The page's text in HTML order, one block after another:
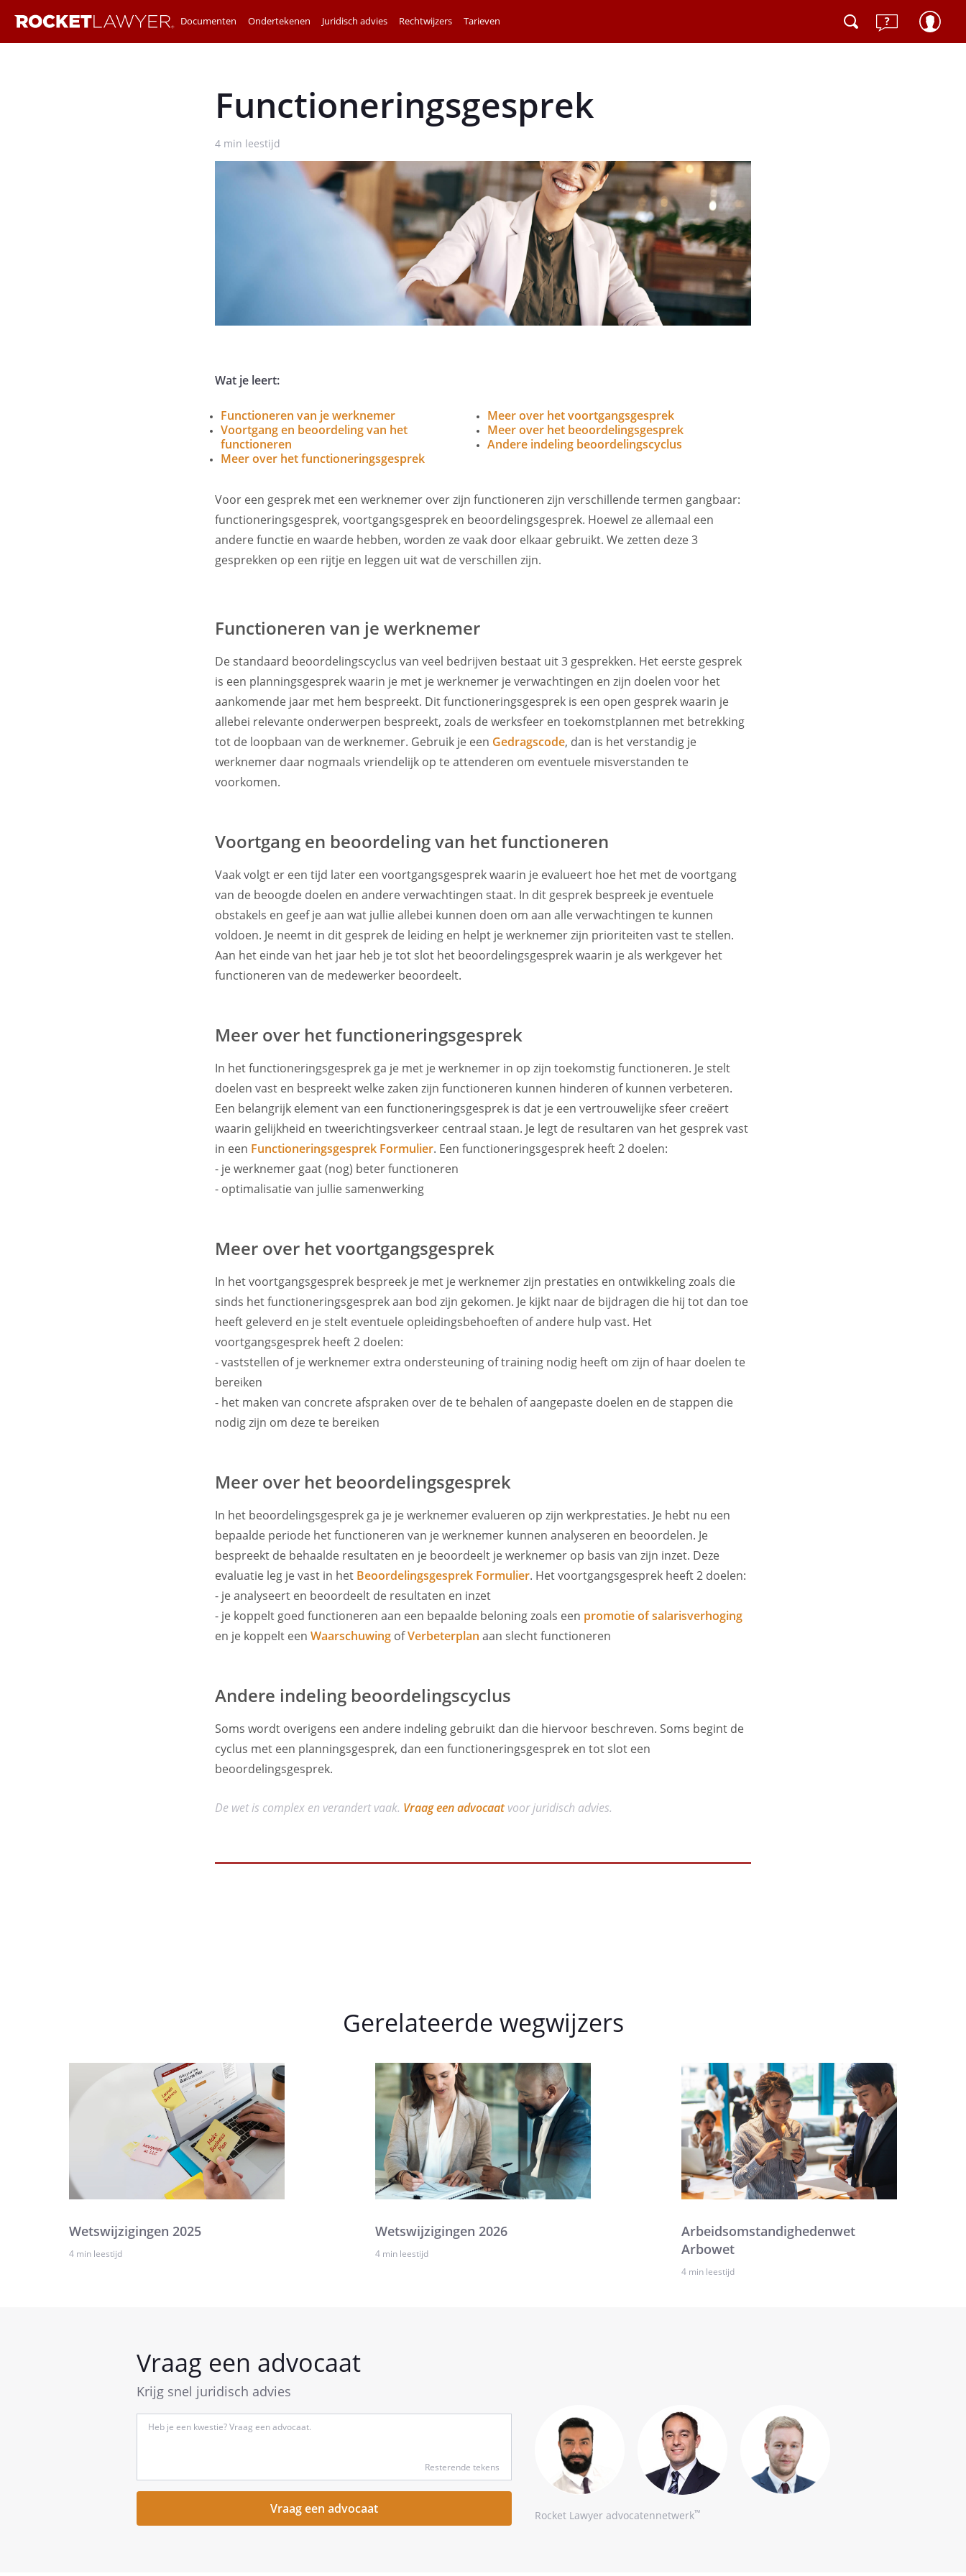
Documenten Ondertekenen Juridisch advies Rechtwijzers Tarieven
Functioneringsgesprek
4 min leestijd
Wat je leert:
Functioneren van je werknemer
Voortgang en beoordeling van het
functioneren
Meer over het functioneringsgesprek
Meer over het voortgangsgesprek
Meer over het beoordelingsgesprek
Andere indeling beoordelingscyclus
Voor een gesprek met een werknemer over zijn functioneren zijn verschillende termen gangbaar:
functioneringsgesprek, voortgangsgesprek en beoordelingsgesprek. Hoewel ze allemaal een
andere functie en waarde hebben, worden ze vaak door elkaar gebruikt. We zetten deze 3
gesprekken op een rijtje en leggen uit wat de verschillen zijn.
Functioneren van je werknemer
De standaard beoordelingscyclus van veel bedrijven bestaat uit 3 gesprekken. Het eerste gesprek
is een planningsgesprek waarin je met je werknemer je verwachtingen en zijn doelen voor het
aankomende jaar met hem bespreekt. Dit functioneringsgesprek is een open gesprek waarin je
allebei relevante onderwerpen bespreekt, zoals de werksfeer en toekomstplannen met betrekking
tot de loopbaan van de werknemer. Gebruik je een Gedragscode, dan is het verstandig je
werknemer daar nogmaals vriendelijk op te attenderen om eventuele misverstanden te
voorkomen.
Voortgang en beoordeling van het functioneren
Vaak volgt er een tijd later een voortgangsgesprek waarin je evalueert hoe het met de voortgang
van de beoogde doelen en andere verwachtingen staat. In dit gesprek bespreek je eventuele
obstakels en geef je aan wat jullie allebei kunnen doen om aan alle verwachtingen te kunnen
voldoen. Je neemt in dit gesprek de leiding en helpt je werknemer zijn prioriteiten vast te stellen.
Aan het einde van het jaar heb je tot slot het beoordelingsgesprek waarin je als werkgever het
functioneren van de medewerker beoordeelt.
Meer over het functioneringsgesprek
In het functioneringsgesprek ga je met je werknemer in op zijn toekomstig functioneren. Je stelt
doelen vast en bespreekt welke zaken zijn functioneren kunnen hinderen of kunnen verbeteren.
Een belangrijk element van een functioneringsgesprek is dat je een vertrouwelijke sfeer creëert
waarin gelijkheid en tweerichtingsverkeer centraal staan. Je legt de resultaren van het gesprek vast
in een Functioneringsgesprek Formulier. Een functioneringsgesprek heeft 2 doelen:
- je werknemer gaat (nog) beter functioneren
- optimalisatie van jullie samenwerking
Meer over het voortgangsgesprek
In het voortgangsgesprek bespreek je met je werknemer zijn prestaties en ontwikkeling zoals die
sinds het functioneringsgesprek aan bod zijn gekomen. Je kijkt naar de bijdragen die hij tot dan toe
heeft geleverd en je stelt eventuele opleidingsbehoeften of andere hulp vast. Het
voortgangsgesprek heeft 2 doelen:
- vaststellen of je werknemer extra ondersteuning of training nodig heeft om zijn of haar doelen te
bereiken
- het maken van concrete afspraken over de te behalen of aangepaste doelen en de stappen die
nodig zijn om deze te bereiken
Meer over het beoordelingsgesprek
In het beoordelingsgesprek ga je je werknemer evalueren op zijn werkprestaties. Je hebt nu een
bepaalde periode het functioneren van je werknemer kunnen analyseren en beoordelen. Je
bespreekt de behaalde resultaten en je beoordeelt je werknemer op basis van zijn inzet. Deze
evaluatie leg je vast in het Beoordelingsgesprek Formulier. Het voortgangsgesprek heeft 2 doelen:
- je analyseert en beoordeelt de resultaten en inzet
- je koppelt goed functioneren aan een bepaalde beloning zoals een promotie of salarisverhoging
en je koppelt een Waarschuwing ofVerbeterplan aan slecht functioneren
Andere indeling beoordelingscyclus
Soms wordt overigens een andere indeling gebruikt dan die hiervoor beschreven. Soms begint de
cyclus met een planningsgesprek, dan een functioneringsgesprek en tot slot een
beoordelingsgesprek.
De wet is complex en verandert vaak. Vraag een advocaatvoor juridisch advies.
Gerelateerde wegwijzers
Wetswijzigingen 2025
4 min leestijd
Wetswijzigingen 2026
4 min leestijd
Arbeidsomstandighedenwet
Arbowet
4 min leestijd
Vraag een advocaat
Krijg snel juridisch advies
hier
kort
vraag
Resterende tekens
Rocket Lawyer advocatennetwerk™